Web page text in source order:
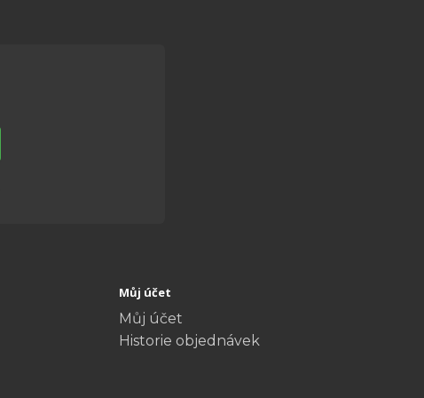
Můj účet
Můj účet
Historie objednávek